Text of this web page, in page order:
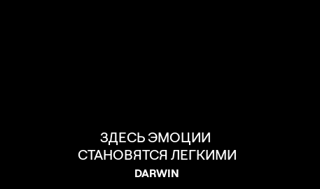
ЗДЕСЬ ЭМОЦИИ
СТАНОВЯТСЯ ЛЕГКИМИ
DARWIN